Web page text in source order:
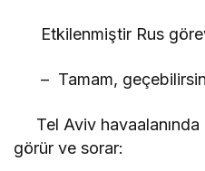
Etkilenmiştir Rus
– Tamam,
Tel Aviv havaalanında
görür ve sorar: